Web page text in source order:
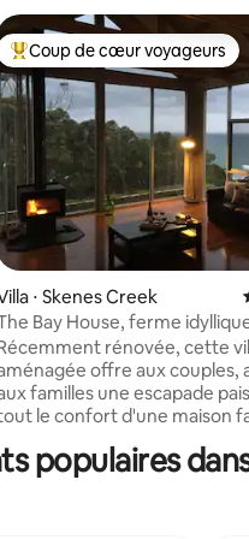
sur la base de 54
Coups de cœur voyageurs les
Coup de cœur voyageurs
⋅ Skenes Creek
Bay House, ferme
l'océan
rénovée, cette
offre aux couples,
familles une escapade
le confort d'une maison
sur 3 niveaux, The
dispose d'une cuisine ouverte,
populaires